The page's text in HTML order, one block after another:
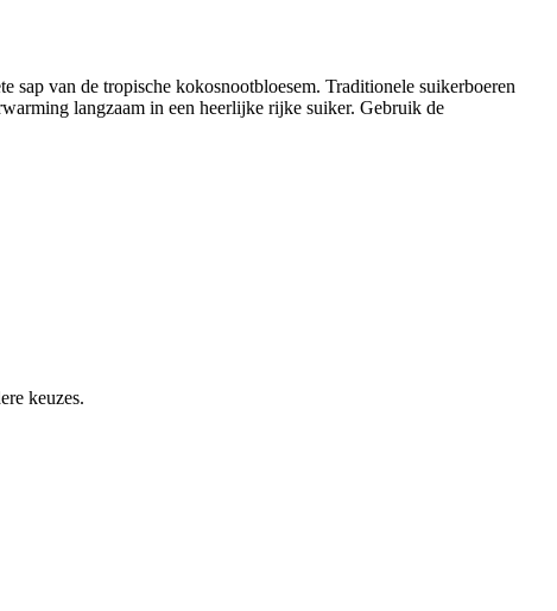
van de tropische kokosnootbloesem. Traditionele suikerboeren
langzaam in een heerlijke rijke suiker. Gebruik de
keuzes.